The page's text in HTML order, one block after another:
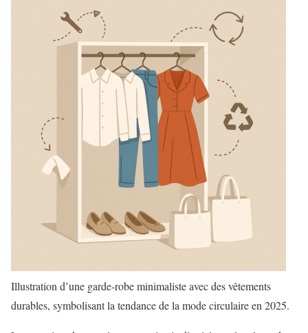
Illustration d’une garde-robe minimaliste avec des vêtements
durables, symbolisant la tendance de la mode circulaire en 2025.